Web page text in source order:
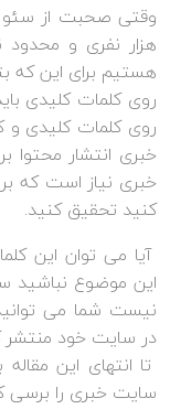
وقتی صحبت از
هزار نفری و محدود
هستیم برای این که
روی کلمات کلیدی
روی کلمات کلیدی
خبری انتشار محتوا
خبری نیاز است که
کنید تحقیق کنید.
آیا می توان این
این موضوع نباشید
نیست شما می
در سایت خود منتشر
تا انتهای این
سایت خبری را برسی